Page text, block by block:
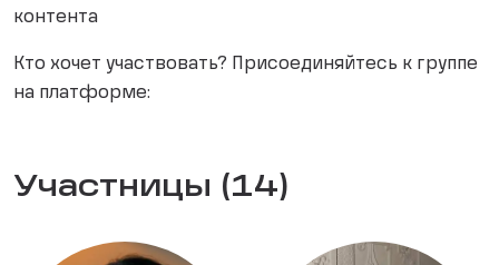
контента
Кто хочет участвовать? Присоединяйтесь к группе
на платформе:
Участницы (14)